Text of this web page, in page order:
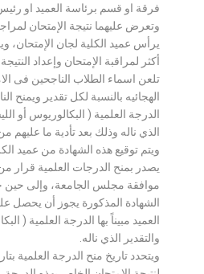
فرقة او قسم برئاسة العميد او
وتعرض عليهما نتيجة الإمتحان
يرأس عميد الكلية لجان
أكثر لمراقبة الإمتحان وإعداد النتيجة.
تلعن اسماء الطلاب الناجحين فى
الهجائيه بالنسبة لكل تقدير ويمنح
الدرجة العلمية ( البكالوريوس أو
الذي ناله وذلك بعد تأدية ما عليهم
ويتم توقيع هذه الشهادة من عميد
يصدر بمنح الدرجات العلمية قرار
موافقة مجلس الجامعة، وإلى
الشهادة المذكورة يجوز أن يحصل
العميد مبيناً بها الدرجة العلمية (
والتقدير الذي ناله.
ويتحدد تاريخ منح الدرجة العلمية